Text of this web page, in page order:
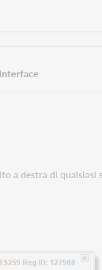
a destra di qualsiasi